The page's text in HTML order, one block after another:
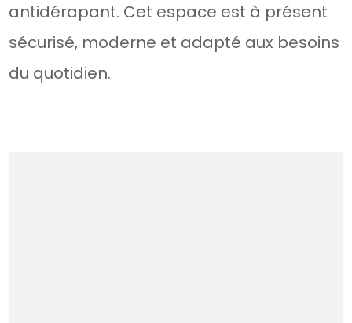
antidérapant. Cet espace est à présent
sécurisé, moderne et adapté aux besoins
du quotidien.